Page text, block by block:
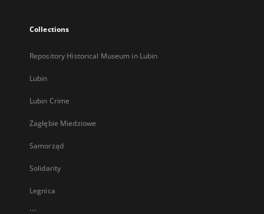
Collections
Repository Historical Museum in Lubin
Lubin
Lubin Crime
Zagłębie Miedziowe
Samorząd
Solidarity
Legnica
...